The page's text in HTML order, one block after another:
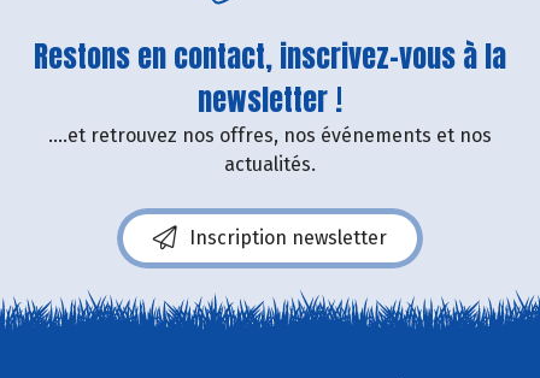
Restons en contact, inscrivez-vous à la
newsletter !
....et retrouvez nos offres, nos événements et nos
actualités.
Inscription newsletter